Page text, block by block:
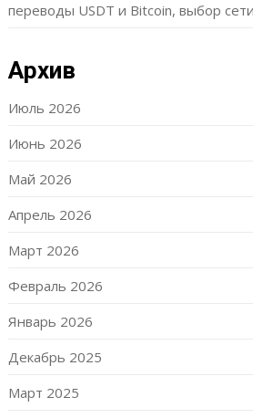
переводы USDT и Bitcoin, выбор
Архив
Июль 2026
Июнь 2026
Май 2026
Апрель 2026
Март 2026
Февраль 2026
Январь 2026
Декабрь 2025
Март 2025